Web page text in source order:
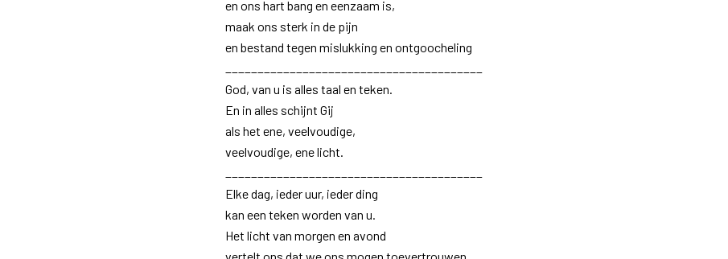
en ons hart bang en eenzaam is,
maak ons sterk in de pijn
en bestand tegen mislukking en ontgoocheling
God, van u is alles taal en teken.
En in alles schijnt Gij
als het ene, veelvoudige,
veelvoudige, ene licht.
Elke dag, ieder uur, ieder ding
kan een teken worden van u.
Het licht van morgen en avond